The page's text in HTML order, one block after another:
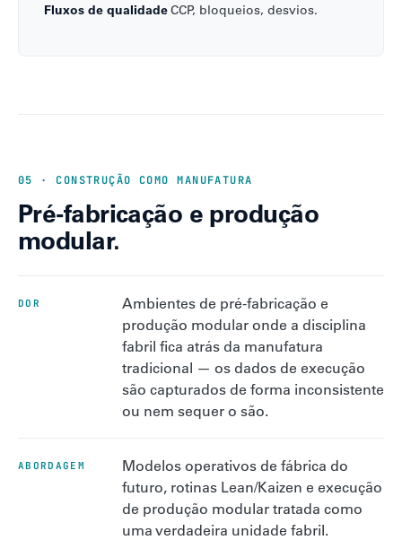
Fluxos de qualidadeCCP, bloqueios, desvios.
05 · CONSTRUÇÃO COMO MANUFATURA
Pré-fabricação e produção
modular.
DOR
Ambientes de pré-fabricação e
produção modular onde a disciplina
fabril fica atrás da manufatura
tradicional — os dados de execução
são capturados de forma inconsistente
ou nem sequer o são.
ABORDAGEM
Modelos operativos de fábrica do
futuro, rotinas Lean/Kaizen e execução
de produção modular tratada como
uma verdadeira unidade fabril.